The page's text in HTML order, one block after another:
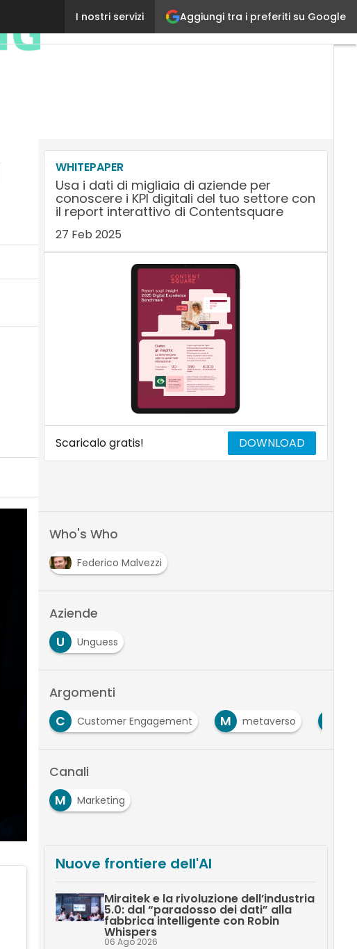
Aggiungi tra i preferiti su Google
I nostri servizi
Entrare nel Metaverso? Solo con la strategia giusta
WHITEPAPER
Usa i dati di migliaia di aziende per
conoscere i KPI digitali del tuo settore con
il report interattivo di Contentsquare
27 Feb 2025
Scaricalo gratis! DOWNLOAD
Who's Who
Federico Malvezzi
Aziende
U
Unguess
Argomenti
C Customer Engagement M metaverso
Canali
M
Marketing
Nuove frontiere dell'AI
Miraitek e la rivoluzione dell’industria
5.0: dal “paradosso dei dati” alla
fabbrica intelligente con Robin
Whispers
06 Ago 2026